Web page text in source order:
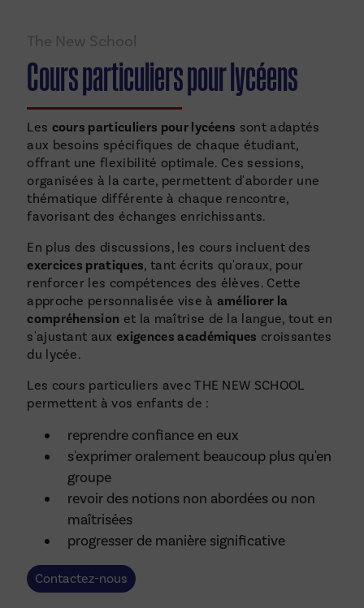
The New School
Cours particuliers pour lycéens
Les cours particuliers pour lycéens sont adaptés
aux besoins spécifiques de chaque étudiant,
offrant une flexibilité optimale. Ces sessions,
organisées à la carte, permettent d'aborder une
thématique différente à chaque rencontre,
favorisant des échanges enrichissants.
En plus des discussions, les cours incluent des
exercices pratiques, tant écrits qu'oraux, pour
renforcer les compétences des élèves. Cette
approche personnalisée vise à améliorer la
compréhension et la maîtrise de la langue, tout en
s'ajustant auxexigences académiques croissantes
du lycée.
Les cours particuliers avec THE NEW SCHOOL
permettent à vos enfants de :
reprendre confiance en eux
s'exprimer oralement beaucoup plus qu'en
groupe
revoir des notions non abordées ou non
maîtrisées
progresser de manière significative
Contactez-nous